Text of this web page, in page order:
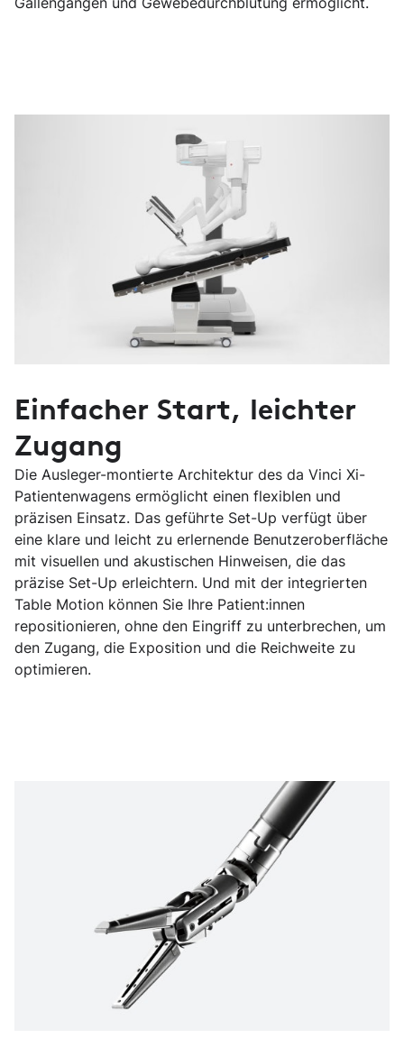
Einfacher Start, leichter
Zugang
Die Ausleger-montierte Architektur des da Vinci Xi-
Patientenwagens ermöglicht einen flexiblen und
präzisen Einsatz. Das geführte Set-Up verfügt über
eine klare und leicht zu erlernende Benutzeroberfläche
mit visuellen und akustischen Hinweisen, die das
präzise Set-Up erleichtern. Und mit der integrierten
Table Motion können Sie Ihre Patient:innen
repositionieren, ohne den Eingriff zu unterbrechen, um
den Zugang, die Exposition und die Reichweite zu
optimieren.